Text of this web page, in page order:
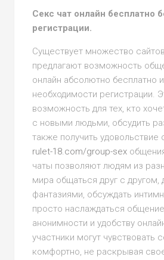
Секс чат онлайн бесплатно
регистрации.
Существует множество
предлагают возможность
онлайн абсолютно бесплатно
необходимости регистрации.
возможность для тех, кто
с новыми людьми, обсудить
также получить удовольствие
rulet-18.com/group-sex
чаты позволяют людям из
мира общаться друг с другом,
фантазиями, обсуждать
просто наслаждаться
анонимности и удобству
участники могут чувствовать
комфортно, не раскрывая